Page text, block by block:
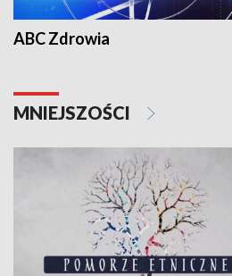
ABC Zdrowia
MNIEJSZOŚCI